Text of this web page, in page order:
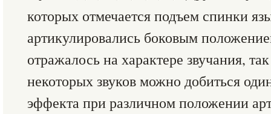
которых отмечается подъем спинки
артикулировались боковым
отражалось на характере звучания,
некоторых звуков можно добиться
эффекта при различном положении